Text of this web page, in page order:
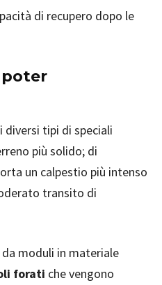
di recupero dopo le
tipi di speciali
più solido; di
un calpestio più intenso
transito di
moduli in materiale
forati che vengono